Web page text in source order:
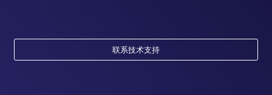
联系技术支持